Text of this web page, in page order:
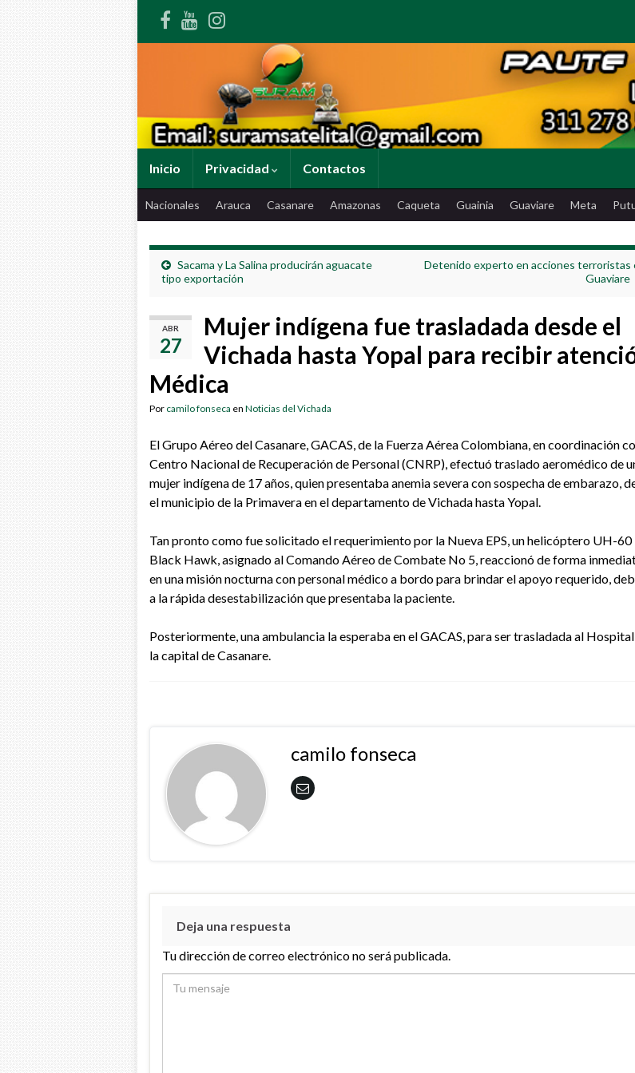
Inicio Privacidad Contactos
Nacionales Arauca Casanare Amazonas Caqueta Guainia Guaviare Meta
Sacama y La Salina producirán aguacate
tipo exportación
Detenido experto en acciones terroristas
Guaviare
ABR
27
Mujer indígena fue trasladada desde el
Vichada hasta Yopal para recibir
Médica
Por camilo fonseca en Noticias del Vichada
El Grupo Aéreo del Casanare, GACAS, de la Fuerza Aérea Colombiana, en coordinación
Centro Nacional de Recuperación de Personal (CNRP), efectuó traslado aeromédico de
mujer indígena de 17 años, quien presentaba anemia severa con sospecha de embarazo,
el municipio de la Primavera en el departamento de Vichada hasta Yopal.
Tan pronto como fue solicitado el requerimiento por la Nueva EPS, un helicóptero UH-60
Black Hawk, asignado al Comando Aéreo de Combate No 5, reaccionó de forma
en una misión nocturna con personal médico a bordo para brindar el apoyo requerido,
a la rápida desestabilización que presentaba la paciente.
Posteriormente, una ambulancia la esperaba en el GACAS, para ser trasladada al
la capital de Casanare.
camilo fonseca
Deja una respuesta
Tu dirección de correo electrónico no será publicada.